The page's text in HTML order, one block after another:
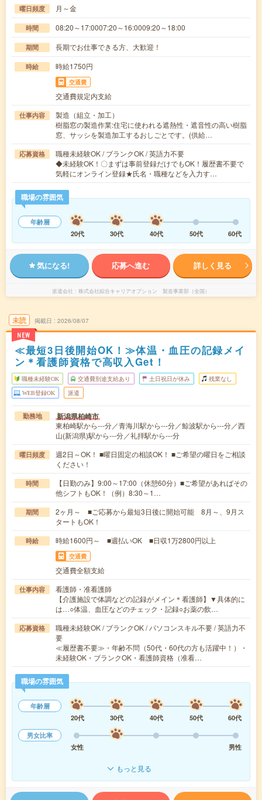
曜日頻度 月～金
時間 08:20～17:0007:20～16:0009:20～18:00
期間 長期でお仕事できる方、大歓迎！
時給 時給1750円
交通費
交通費規定内支給
仕事内容
製造（組立・加工）
樹脂窓の製造作業:住宅に使われる遮熱性・遮音性の高い樹脂
窓、サッシを製造加工するおしごとです。(供給…
応募資格
職種未経験OK / ブランクOK / 英語力不要
◆未経験OK！〇まずは事前登録だけでもOK！履歴書不要で
気軽にオンライン登録★氏名・職種などを入力す…
職場の雰囲気
年齢層
20代
30代 40代 50代 60代
気になる! 応募へ進む 詳しく見る
派遣会社 株式会社綜合キャリアオプション 製造事業部（全国）
未読
NEW
掲載日 2026/08/07
≪最短3日後開始OK！≫体温・血圧の記録メイ
ン＊看護師資格で高収入Get！
職種未経験OK 交通費別途支給あり 土日祝日が休み 残業なし
WEB登録OK 派遣
勤務地 新潟県柏崎市
東柏崎駅から---分／青海川駅から---分／鯨波駅から---分／西
山(新潟県)駅から---分／礼拝駅から---分
曜日頻度
週2日～OK！ ■曜日固定の相談OK！ ■ご希望の曜日をご相談
ください！
時間
【日勤のみ】9:00～17:00（休憩60分）■ご希望があればその
他シフトもOK！（例）8:30～1…
期間
2ヶ月～ ■ご応募から最短3日後に開始可能 8月～、9月ス
タートもOK！
時給 時給1600円～ ■週払いOK ■日収1万2800円以上
交通費
交通費全額支給
仕事内容
看護師・准看護師
【介護施設で体調などの記録がメイン＊看護師】▼具体的に
は…○体温、血圧などのチェック・記録○お薬の飲…
応募資格
職種未経験OK / ブランクOK / パソコンスキル不要 / 英語力不
要
≪履歴書不要≫・年齢不問（50代・60代の方も活躍中！）・
未経験OK・ブランクOK・看護師資格（准看…
職場の雰囲気
年齢層
20代
30代 40代 50代
60代
男女比率
女性
男性
もっと見る